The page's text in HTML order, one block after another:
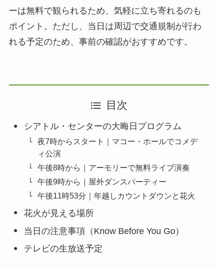
ーは無料で観られるため、気軽に立ち寄れるのも
ポイント。ただし、当日は周辺で交通規制が行わ
れる予定のため、事前の確認がおすすめです。
目次
シアトル・センターの大晦日プログラム
夜7時からスタート｜マコー・ホールでコメデ
ィ公演
午後8時から｜アーモリーで無料ライブ演奏
午後9時から｜屋外ダンスパーティー
午後11時53分｜年越しカウントダウンと花火
花火が見える場所
当日の注意事項（Know Before You Go）
テレビの生放送予定